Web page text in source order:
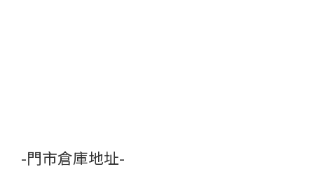
-門市倉庫地址-